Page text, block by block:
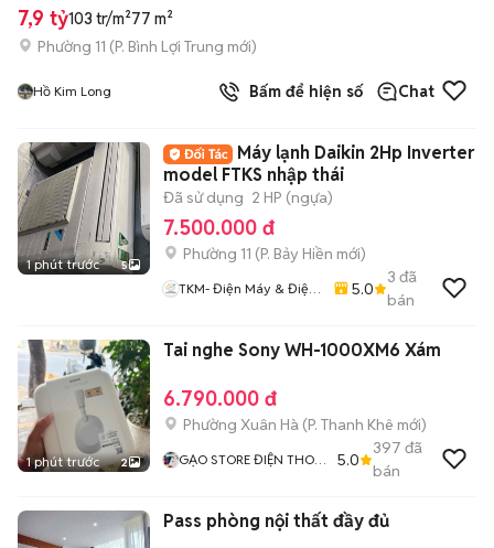
7,9 tỷ103 tr/m²77 m²
Phường 11 (P. Bình Lợi Trung mới)
Hồ Kim Long Bấm để hiện số Chat
1 phút trước 5
Máy lạnh Daikin 2Hp Inverter
model FTKS nhập thái
Đã sử dụng 2 HP (ngựa)
7.500.000 đ
Phường 11 (P. Bảy Hiền mới)
TKM- Điện Máy & Điện
5.0
3 đã
bán
1 phút trước 2
Tai nghe Sony WH-1000XM6 Xám
6.790.000 đ
Phường Xuân Hà (P. Thanh Khê mới)
GẠO STORE ĐIỆN THOẠI
5.0
397 đã
bán
Pass phòng nội thất đầy đủ